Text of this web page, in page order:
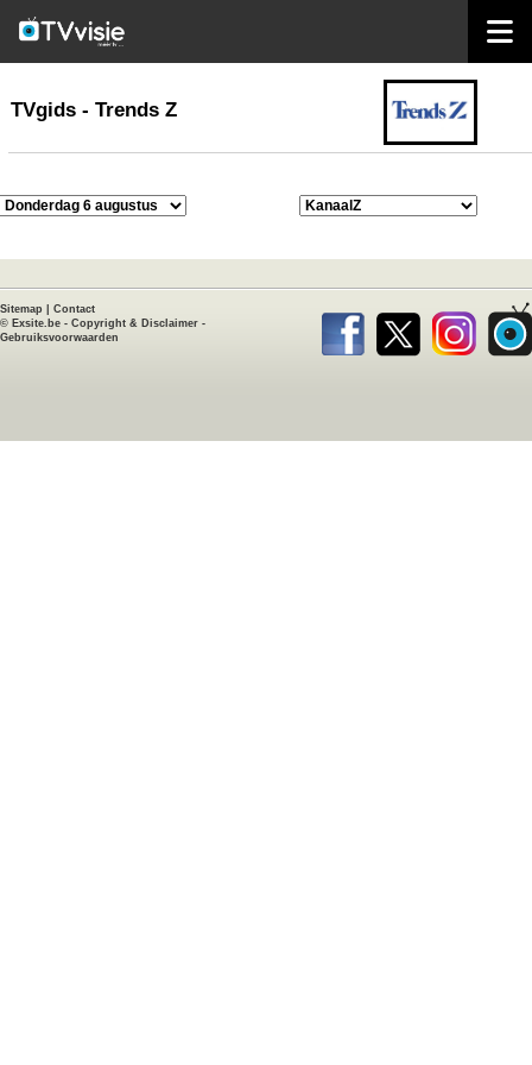
TVgids
TVgids - Trends Z
Sitemap
Contact
© Exsite.be - Copyright & Disclaimer -
Gebruiksvoorwaarden